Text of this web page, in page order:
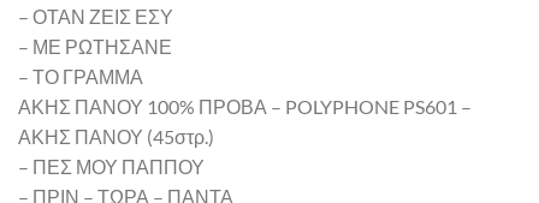
– ΟΤΑΝ ΖΕΙΣ ΕΣΥ
– ΜΕ ΡΩΤΗΣΑΝΕ
– ΤΟ ΓΡΑΜΜΑ
ΑΚΗΣ ΠΑΝΟΥ 100% ΠΡΟΒΑ – POLYPHONE PS601 –
ΑΚΗΣ ΠΑΝΟΥ (45στρ.)
– ΠΕΣ ΜΟΥ ΠΑΠΠΟΥ
– ΠΡΙΝ – ΤΩΡΑ – ΠΑΝΤΑ